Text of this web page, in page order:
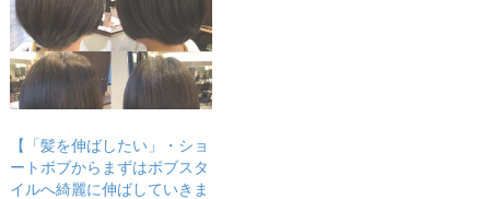
【「髪を伸ばしたい」・ショ
ートボブからまずはボブスタ
イルへ綺麗に伸ばしていきま